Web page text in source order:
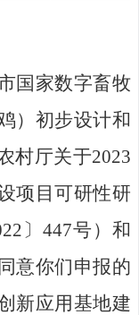
国家数字畜牧
） 初步设计和
村厅关于2023
项目可研性研
2 〕 447号）和
意你们申报的
新应用基地建